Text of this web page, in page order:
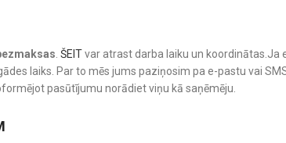
ŠEITvar atrast darba laiku un koordinātas.Ja
laiks. Par to mēs jums paziņosim pa e-pastu vai
pasūtījumu norādiet viņu kā saņēmēju.